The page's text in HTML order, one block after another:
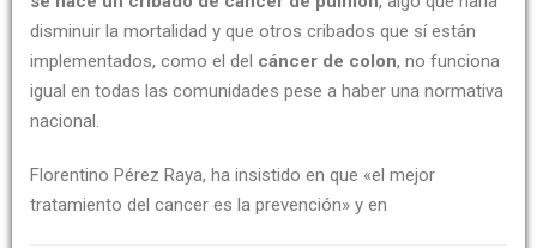
disminuir la mortalidad y que otros cribados que sí están
implementados, como el del cáncer de colon, no funciona
igual en todas las comunidades pese a haber una normativa
nacional.
Florentino Pérez Raya, ha insistido en que «el mejor
tratamiento del cancer es la prevención» y en